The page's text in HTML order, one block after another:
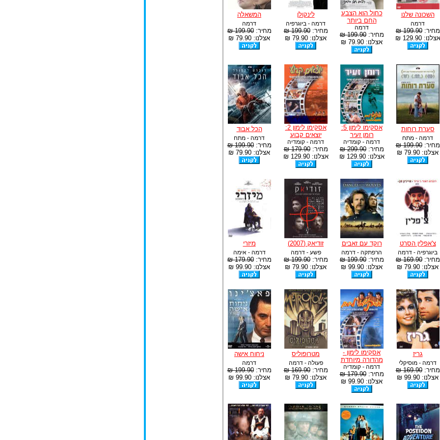
השכונה שלנו
דרמה
מחיר:199.90 ₪
אצלנו: 129.90 ₪
כחול הוא הצבע
החם ביותר
דרמה
מחיר:199.90 ₪
אצלנו: 79.90 ₪
לינקולן
דרמה - ביוגרפיה
מחיר:199.90 ₪
אצלנו: 79.90 ₪
המשאלה
דרמה
מחיר:199.90 ₪
אצלנו: 79.90 ₪
סערת רוחות
דרמה - מתח
מחיר:199.90 ₪
אצלנו: 79.90 ₪
אסקימו לימון 5:
רומן זעיר
דרמה - קומדיה
מחיר:299.90 ₪
אצלנו: 129.90 ₪
אסקימו לימון 2:
יוצאים קבוע
דרמה - קומדיה
מחיר:179.90 ₪
אצלנו: 129.90 ₪
הכל אבוד
דרמה - מתח
מחיר:199.90 ₪
אצלנו: 79.90 ₪
צ'אפלין הסרט
ביוגרפיה - דרמה
מחיר:169.90 ₪
אצלנו: 79.90 ₪
רוקד עם זאבים
הרפתקה - דרמה
מחיר:199.90 ₪
אצלנו: 99.90 ₪
זודיאק (2007)
פשע - דרמה
מחיר:199.90 ₪
אצלנו: 79.90 ₪
מיזרי
דרמה - אימה
מחיר:179.90 ₪
אצלנו: 99.90 ₪
גריז
דרמה - מוסיקלי
מחיר:169.90 ₪
אצלנו: 99.90 ₪
אסקימו לימון -
מהדורה מיוחדת
דרמה - קומדיה
מחיר:179.90 ₪
אצלנו: 99.90 ₪
מטרופוליס
פעולה - דרמה
מחיר:169.90 ₪
אצלנו: 79.90 ₪
ניחוח אישה
דרמה
מחיר:199.90 ₪
אצלנו: 99.90 ₪